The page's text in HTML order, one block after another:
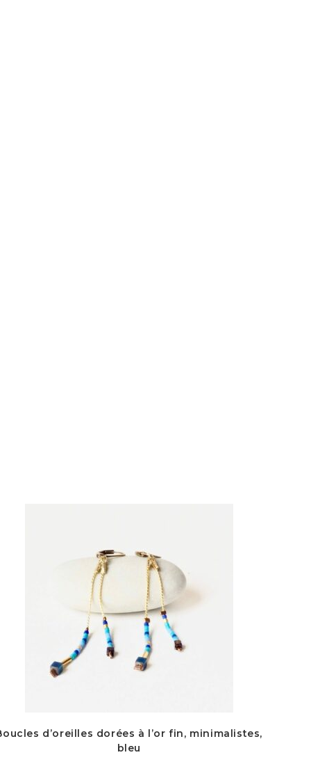
d’oreilles dorées à l’or fin, minimalistes,
bleu